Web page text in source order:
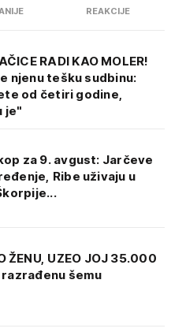
REAKCIJE
RADI KAO MOLER!
njenu tešku sudbinu:
od četiri godine,
je"
za 9. avgust: Jarčeve
Ribe uživaju u
ŽENU, UZEO JOJ 35.000
razrađenu šemu